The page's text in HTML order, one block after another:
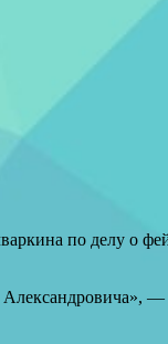
по делу о
Александровича»,